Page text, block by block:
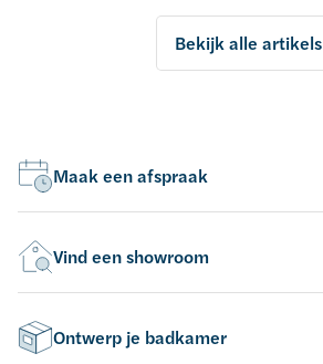
Bekijk alle artikels
Maak een afspraak
Vind een showroom
Ontwerp je badkamer